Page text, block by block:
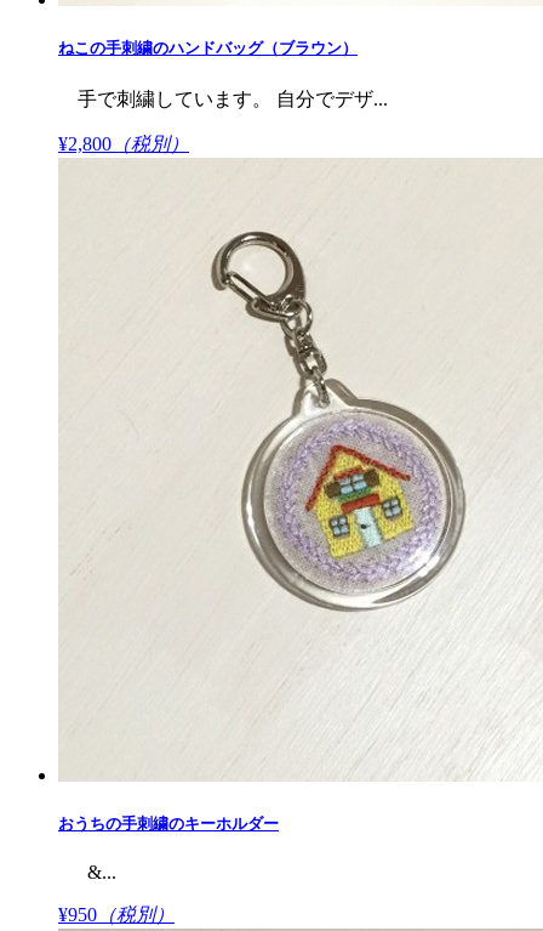
ねこの手刺繍のハンドバッグ（ブラウン）
手で刺繍しています。 自分でデザ...
¥2,800 （税別）
おうちの手刺繍のキーホルダー
&...
¥950 （税別）